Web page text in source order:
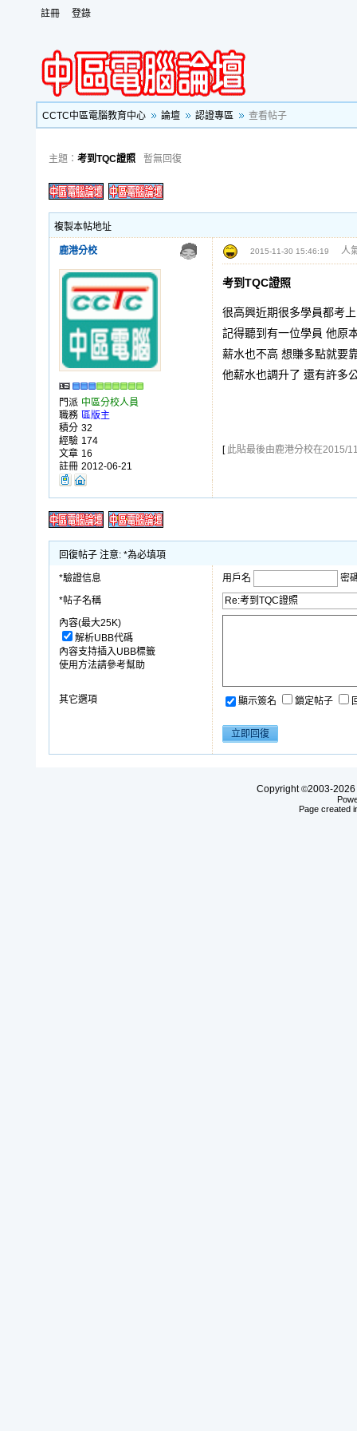
註冊 登錄
CCTC中區電腦教育中心 論壇 認證專區 查看帖子
主題： 考到TQC證照 暫無回復
複製本帖地址
鹿港分校 2015-11-30 15:46:19 人
門派 中區分校人員
職務 區版主
積分 32
經驗 174
文章 16
註冊 2012-06-21
考到TQC證照
很高興近期很多學員都考
記得聽到有一位學員 他原
薪水也不高 想賺多點就要
他薪水也調升了 還有許多
[ 此貼最後由鹿港分校在2015/
回復帖子 注意: *為必填項
*驗證信息 用戶名
密
*帖子名稱
內容(最大25K)
解析UBB代碼
內容支持插入UBB標籤
使用方法請參考幫助
其它選項 顯示簽名 鎖定帖子
Copyright©2003-2026
Page created